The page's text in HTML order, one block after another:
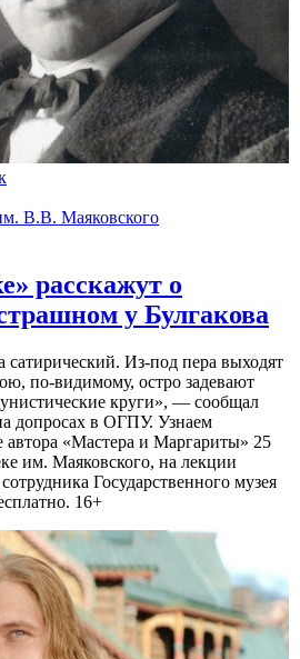
В.В. Маяковского
расскажут о
у Булгакова
Из-под пера выходят
по-видимому, остро задевают
круги», — сообщал
допросах в ОГПУ. Узнаем
автора «Мастера и Маргариты» 25
им. Маяковского, на лекции
Государственного музея
16+